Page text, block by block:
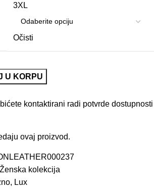
3XL
Očisti
U KORPU
kontaktirani radi potvrde dostupnosti
ovaj proizvod.
Ženska kolekcija
, Lux